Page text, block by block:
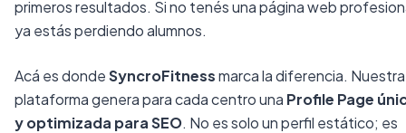
primeros resultados. Si no tenés una página web
ya estás perdiendo alumnos.
Acá es dondeSyncroFitnessmarca la diferencia. Nuestra
plataforma genera para cada centro una Profile Page
y optimizada para SEO. No es solo un perfil estático; es